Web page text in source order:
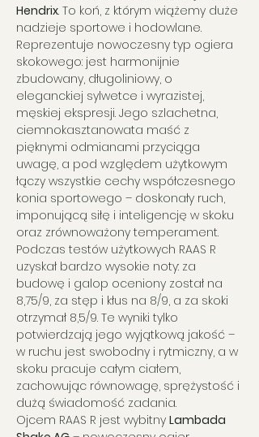
Hendrix. To koń, z którym wiążemy duże
nadzieje sportowe i hodowlane.
Reprezentuje nowoczesny typ ogiera
skokowego: jest harmonijnie
zbudowany, długoliniowy, o
eleganckiej sylwetce i wyrazistej,
męskiej ekspresji. Jego szlachetna,
ciemnokasztanowata maść z
pięknymi odmianami przyciąga
uwagę, a pod względem użytkowym
łączy wszystkie cechy współczesnego
konia sportowego – doskonały ruch,
imponującą siłę i inteligencję w skoku
oraz zrównoważony temperament.
Podczas testów użytkowych RAAS R
uzyskał bardzo wysokie noty: za
budowę i galop oceniony został na
8,75/9, za stęp i kłus na 8/9, a za skoki
otrzymał 8,5/9. Te wyniki tylko
potwierdzają jego wyjątkową jakość –
w ruchu jest swobodny i rytmiczny, a w
skoku pracuje całym ciałem,
zachowując równowagę, sprężystość i
dużą świadomość zadania.
Ojcem RAAS R jest wybitny Lambada